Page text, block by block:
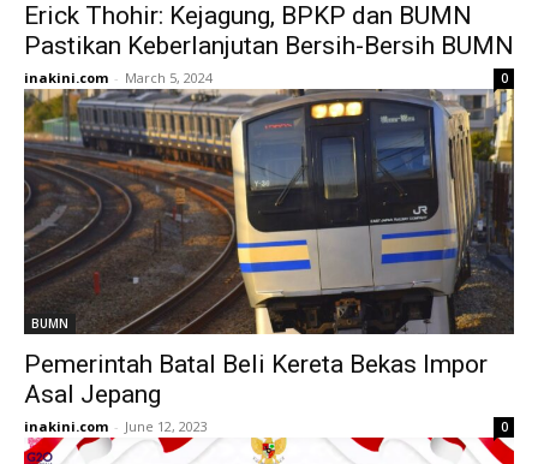
Erick Thohir: Kejagung, BPKP dan BUMN
Pastikan Keberlanjutan Bersih-Bersih BUMN
inakini.com - March 5, 2024 0
BUMN
Pemerintah Batal Beli Kereta Bekas Impor
Asal Jepang
inakini.com - June 12, 2023 0